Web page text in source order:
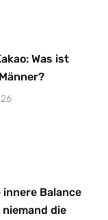
Was ist
innere Balance
die